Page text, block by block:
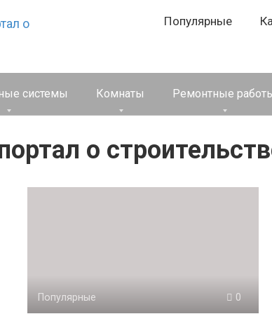
Популярные
системы Комнаты Ремонтные
о
Популярные 0